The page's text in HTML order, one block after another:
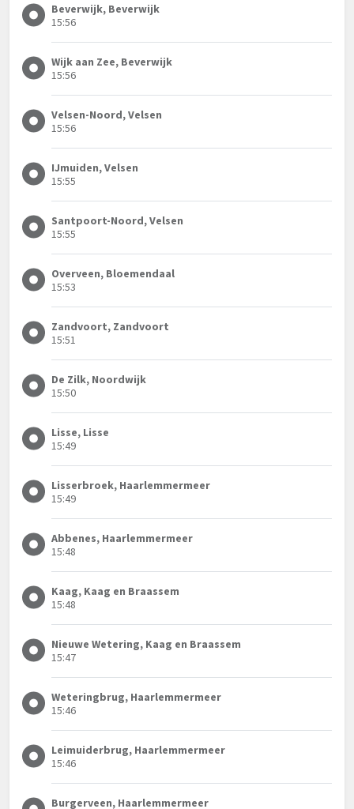
Beverwijk, Beverwijk
15:56
Wijk aan Zee, Beverwijk
15:56
Velsen-Noord, Velsen
15:56
IJmuiden, Velsen
15:55
Santpoort-Noord, Velsen
15:55
Overveen, Bloemendaal
15:53
Zandvoort, Zandvoort
15:51
De Zilk, Noordwijk
15:50
Lisse, Lisse
15:49
Lisserbroek, Haarlemmermeer
15:49
Abbenes, Haarlemmermeer
15:48
Kaag, Kaag en Braassem
15:48
Nieuwe Wetering, Kaag en Braassem
15:47
Weteringbrug, Haarlemmermeer
15:46
Leimuiderbrug, Haarlemmermeer
15:46
Burgerveen, Haarlemmermeer